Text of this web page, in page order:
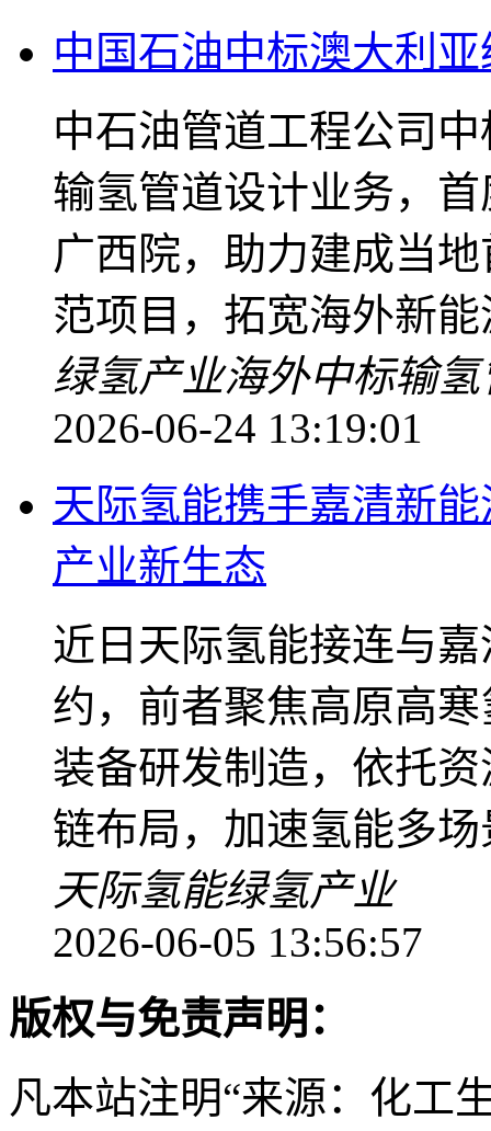
中国石油中标澳大利
中石油管道工程公司
输氢管道设计业务，
广西院，助力建成当
范项目，拓宽海外新
绿氢产业海外中标输氢
2026-06-24 13:19:01
天际氢能携手嘉清新
产业新生态
近日天际氢能接连与
约，前者聚焦高原高
装备研发制造，依托
链布局，加速氢能多
天际氢能绿氢产业
2026-06-05 13:56:57
版权与免责声明：
凡本站注明“来源：化工